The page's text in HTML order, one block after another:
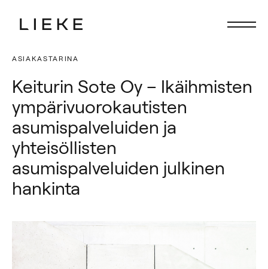
Fokus
Palvelut
Ihmiset
Ajankohtaista
Ura Liekkeellä
ASIAKASTARINA
Keiturin Sote Oy – Ikäihmisten
ympärivuorokautisten
asumispalveluiden ja
yhteisöllisten
asumispalveluiden julkinen
hankinta
Fokus
Palvelut
Ihmiset
Ajankohtaista
Ura Liekkeellä